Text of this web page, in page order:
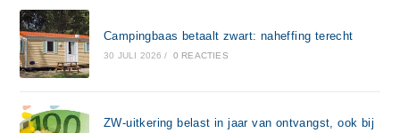
Campingbaas betaalt zwart: naheffing terecht
30 JULI 2026 / 0 REACTIES
ZW-uitkering belast in jaar van ontvangst, ook bij